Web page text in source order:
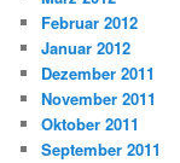
Februar 2012
Januar 2012
Dezember 2011
November 2011
Oktober 2011
September 2011